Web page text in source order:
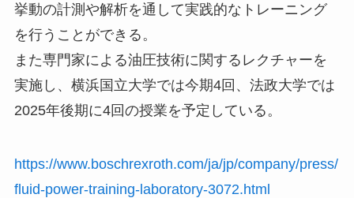
挙動の計測や解析を通して実践的なトレーニング
を行うことができる。
また専門家による油圧技術に関するレクチャーを
実施し、横浜国立大学では今期4回、法政大学では
2025年後期に4回の授業を予定している。
https://www.boschrexroth.com/ja/jp/company/press/
fluid-power-training-laboratory-3072.html